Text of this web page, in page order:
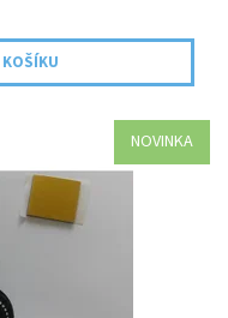
NOVINKA
termostat.